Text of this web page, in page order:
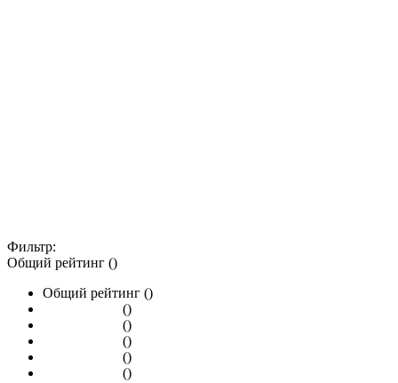
Фильтр:
Общий рейтинг ()
Общий рейтинг ()
()
()
()
()
()